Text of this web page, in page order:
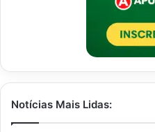
Notícias Mais Lidas: